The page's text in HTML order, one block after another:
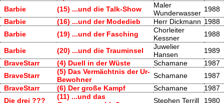
Barbie (15) ...und die Talk-Show
Maler
Wunderwasser 1988
Barbie
(16) ...und der Modedieb Herr Dickmann 1988
Barbie
(19) ...und der Fasching
Chorleiter
Kessner
1988
Barbie (20) ...und die Trauminsel
Juwelier
Hansen
1989
BraveStarr
(4) Duell in der Wüste Schamane
1987
BraveStarr
(5) Das Vermächtnis der Ur-
Bewohner
Schamane
1987
BraveStarr
(6) Der große Kampf Schamane
1987
Die drei ???
(11) ...und das
Stephen Terrill
1980